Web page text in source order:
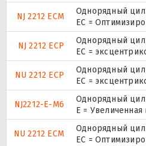
NJ 2212 ECM
Однорядный
EC =
NJ 2212 ECP
Однорядный
ЕС =
NU 2212 ECP
Однорядный
ЕС =
NJ2212-E-M6
Однорядный
E =
NU 2212 ECM
Однорядный
EC =